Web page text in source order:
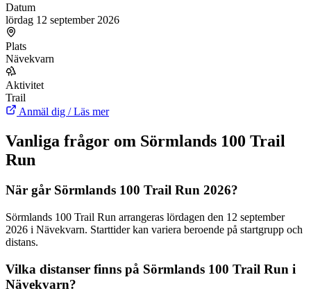
Datum
lördag 12 september 2026
Plats
Nävekvarn
Aktivitet
Trail
Anmäl dig / Läs mer
Vanliga frågor om Sörmlands 100 Trail
Run
När går Sörmlands 100 Trail Run 2026?
Sörmlands 100 Trail Run arrangeras lördagen den 12 september
2026 i Nävekvarn. Starttider kan variera beroende på startgrupp och
distans.
Vilka distanser finns på Sörmlands 100 Trail Run i
Nävekvarn?